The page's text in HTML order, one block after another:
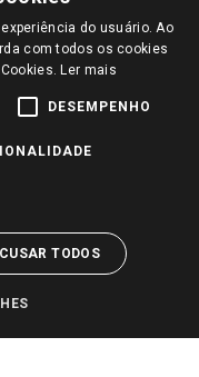
do usuário. Ao
com todos os cookies
Ler mais
DESEMPENHO
TODOS